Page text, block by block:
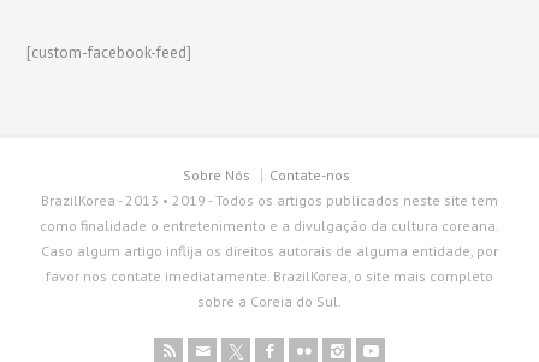
[custom-facebook-feed]
Sobre Nós
Contate-nos
BrazilKorea - 2013 • 2019 - Todos os artigos publicados neste site tem
como finalidade o entretenimento e a divulgação da cultura coreana.
Caso algum artigo inflija os direitos autorais de alguma entidade, por
favor nos contate imediatamente. BrazilKorea, o site mais completo
sobre a Coreia do Sul.